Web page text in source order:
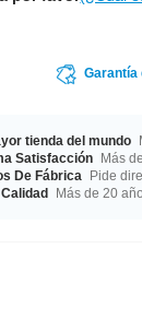
Garantía
tienda del mundo
Satisfacción Más
De Fábrica
Pide
Más de 20